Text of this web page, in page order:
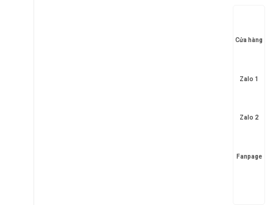
Cửa hàng
Zalo 1
Zalo 2
Fanpage